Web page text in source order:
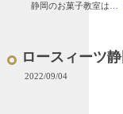
ロースィーツ
2022/09/04